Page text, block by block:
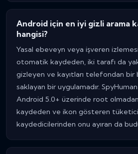
Android için en iyi gizli arama
hangisi?
Yasal ebeveyn veya işveren
otomatik kaydeden, iki tarafı da
gizleyen ve kayıtları telefondan bir
saklayan bir uygulamadır.
Android 5.0+ üzerinde root
kaydeden ve ikon gösteren
kaydedicilerinden onu ayıran da